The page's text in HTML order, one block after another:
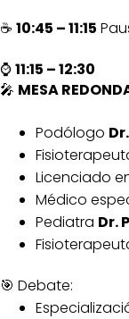
☕ 10:45 – 11:15
⌚11:15 – 12:30
🎤 MESA
Podólogo
Licenciado
Médico
Pediatra Dr.
🎯 Debate: